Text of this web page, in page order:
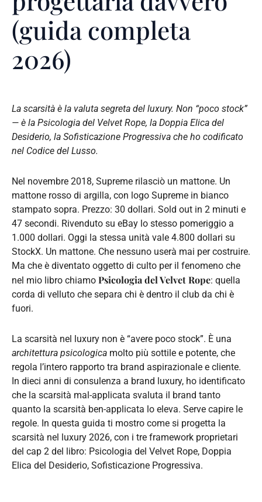
(guida completa
2026)
La scarsità è la valuta segreta del luxury. Non “poco stock”
— è la Psicologia del Velvet Rope, la Doppia Elica del
Desiderio, la Sofisticazione Progressiva che ho codificato
nel Codice del Lusso.
Nel novembre 2018, Supreme rilasciò un mattone. Un
mattone rosso di argilla, con logo Supreme in bianco
stampato sopra. Prezzo: 30 dollari. Sold out in 2 minuti e
47 secondi. Rivenduto su eBay lo stesso pomeriggio a
1.000 dollari. Oggi la stessa unità vale 4.800 dollari su
StockX. Un mattone. Che nessuno userà mai per costruire.
Ma che è diventato oggetto di culto per il fenomeno che
nel mio libro chiamo Psicologia del Velvet Rope: quella
corda di velluto che separa chi è dentro il club da chi è
fuori.
La scarsità nel luxury non è “avere poco stock”. È una
architettura psicologica molto più sottile e potente, che
regola l’intero rapporto tra brand aspirazionale e cliente.
In dieci anni di consulenza a brand luxury, ho identificato
che la scarsità mal-applicata svaluta il brand tanto
quanto la scarsità ben-applicata lo eleva. Serve capire le
regole. In questa guida ti mostro come si progetta la
scarsità nel luxury 2026, con i tre framework proprietari
del cap 2 del libro: Psicologia del Velvet Rope, Doppia
Elica del Desiderio, Sofisticazione Progressiva.